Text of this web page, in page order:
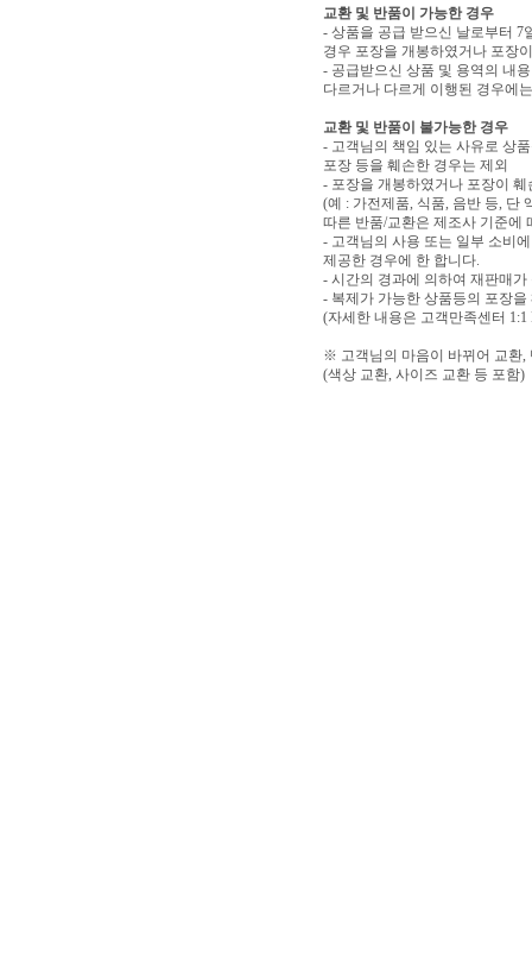
교환 및 반품이 가능한 경우
- 상품을 공급 받으신 날로부터 7
경우 포장을 개봉하였거나 포장
- 공급받으신 상품 및 용역의 내
다르거나 다르게 이행된 경우에
교환 및 반품이 불가능한 경우
- 고객님의 책임 있는 사유로 상
포장 등을 훼손한 경우는 제외
- 포장을 개봉하였거나 포장이
(예 : 가전제품, 식품, 음반 등, 단
따른 반품/교환은 제조사 기준에
- 고객님의 사용 또는 일부 소비
제공한 경우에 한 합니다.
- 시간의 경과에 의하여 재판매
- 복제가 가능한 상품등의 포장을
(자세한 내용은 고객만족센터
※ 고객님의 마음이 바뀌어 교환,
(색상 교환, 사이즈 교환 등 포함)